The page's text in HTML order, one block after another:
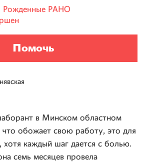
Рожденные РАНО
Помочь
в Минском областном
обожает свою работу, это для
хотя каждый шаг дается с болью.
семь месяцев провела